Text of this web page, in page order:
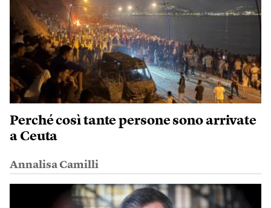
Perché così tante persone sono arrivate
a Ceuta
Annalisa Camilli